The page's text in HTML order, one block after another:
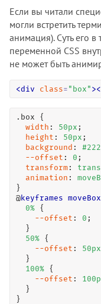
Если вы читали
могли встретить
анимация). Суть его
переменной CSS
не может быть
<div class= " box " ><
.box {
width : 50px ;
height : 50px ;
background : #222
--offset : 0 ;
transform :
animation :
}
@keyframes moveBox
0% {
--offset : 0 ;
  }
50% {
--offset : 50px
  }
100% {
--offset : 100
  }
}